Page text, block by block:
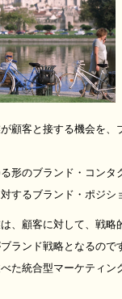
顧客と接する機会を、
形のブランド・コンタ
するブランド・ポジシ
、顧客に対して、戦略
ランド戦略となるので
た統合型マーケティン